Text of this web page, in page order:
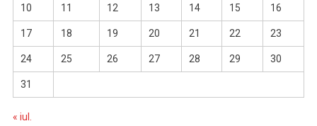
10 11 12 13 14 15 16
17 18 19 20 21 22 23
24 25 26 27 28 29 30
31
« iul.